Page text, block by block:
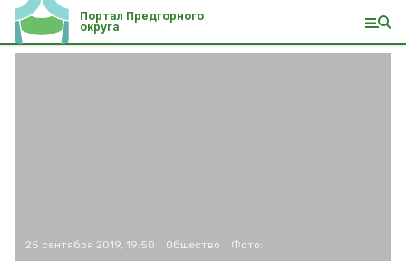
Портал Предгорного
округа
25 сентября 2019, 19:50 Общество Фото: